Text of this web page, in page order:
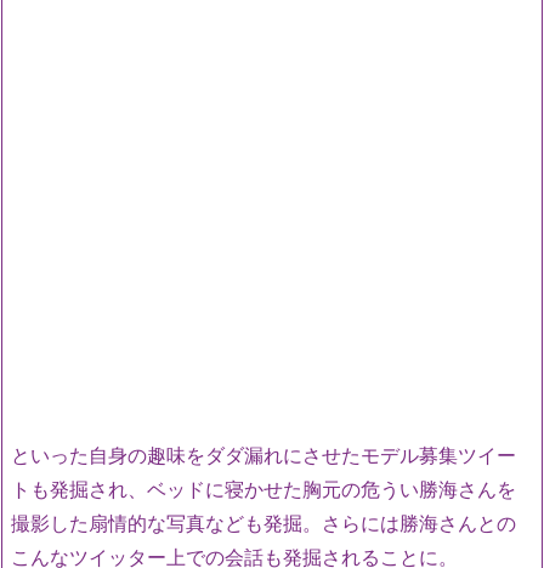
といった自身の趣味をダダ漏れにさせたモデル募集ツイー
トも発掘され、ベッドに寝かせた胸元の危うい勝海さんを
撮影した扇情的な写真なども発掘。さらには勝海さんとの
こんなツイッター上での会話も発掘されることに。